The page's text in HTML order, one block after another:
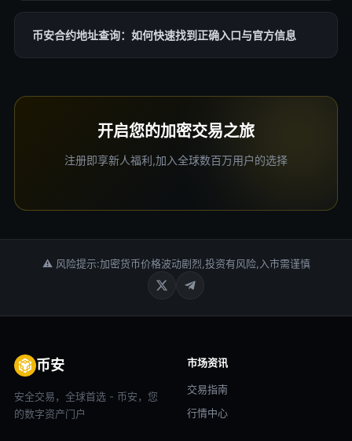
币安合约地址查询：如何快速找到正确入口与官方信息
开启您的加密交易之旅
注册即享新人福利,加入全球数百万用户的选择
⚠ 风险提示:加密货币价格波动剧烈,投资有风险,入市需谨慎
币安
安全交易，全球首选 - 币安，您
的数字资产门户
市场资讯
交易指南
行情中心